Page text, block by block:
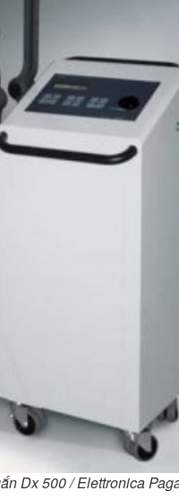
Dx 500 / Elettronica